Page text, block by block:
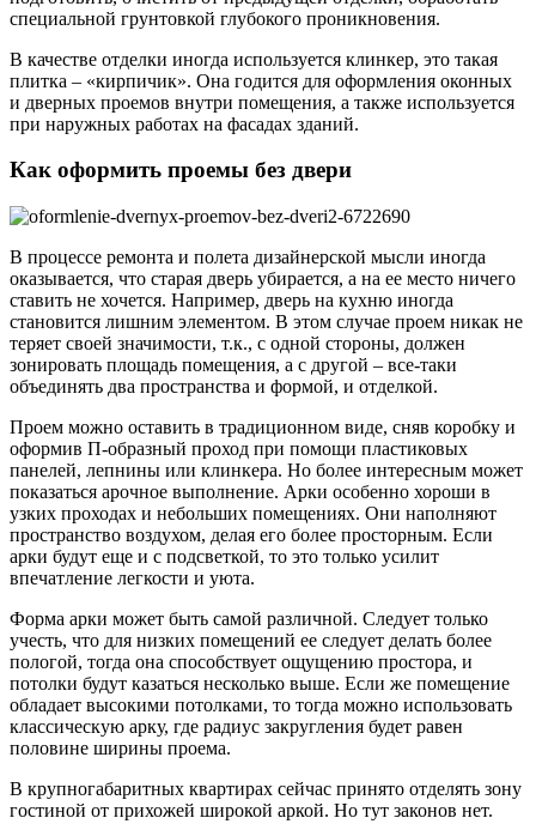
специальной грунтовкой глубокого проникновения.
В качестве отделки иногда используется клинкер, это такая
плитка – «кирпичик». Она годится для оформления оконных
и дверных проемов внутри помещения, а также используется
при наружных работах на фасадах зданий.
Как оформить проемы без двери
В процессе ремонта и полета дизайнерской мысли иногда
оказывается, что старая дверь убирается, а на ее место ничего
ставить не хочется. Например, дверь на кухню иногда
становится лишним элементом. В этом случае проем никак не
теряет своей значимости, т.к., с одной стороны, должен
зонировать площадь помещения, а с другой – все-таки
объединять два пространства и формой, и отделкой.
Проем можно оставить в традиционном виде, сняв коробку и
оформив П-образный проход при помощи пластиковых
панелей, лепнины или клинкера. Но более интересным может
показаться арочное выполнение. Арки особенно хороши в
узких проходах и небольших помещениях. Они наполняют
пространство воздухом, делая его более просторным. Если
арки будут еще и с подсветкой, то это только усилит
впечатление легкости и уюта.
Форма арки может быть самой различной. Следует только
учесть, что для низких помещений ее следует делать более
пологой, тогда она способствует ощущению простора, и
потолки будут казаться несколько выше. Если же помещение
обладает высокими потолками, то тогда можно использовать
классическую арку, где радиус закругления будет равен
половине ширины проема.
В крупногабаритных квартирах сейчас принято отделять зону
гостиной от прихожей широкой аркой. Но тут законов нет.